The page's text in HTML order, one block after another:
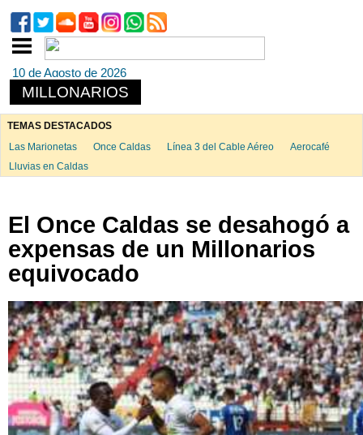
10 de Agosto de 2026
MILLONARIOS
TEMAS DESTACADOS
Las Marionetas
Once Caldas Línea 3 del Cable Aéreo
Aerocafé
Lluvias en Caldas
El Once Caldas se desahogó a
expensas de un Millonarios
equivocado